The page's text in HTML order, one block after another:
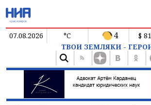
07.08.2026 °C 4 $
ТВОИ ЗЕМЛЯКИ -